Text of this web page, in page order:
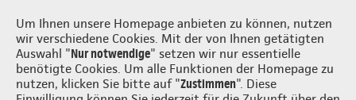
Um Ihnen unsere Homepage anbieten zu können, nutzen
wir verschiedene Cookies. Mit der von Ihnen getätigten
Auswahl "Nur notwendige" setzen wir nur essentielle
benötigte Cookies. Um alle Funktionen der Homepage zu
nutzen, klicken Sie bitte auf "Zustimmen". Diese